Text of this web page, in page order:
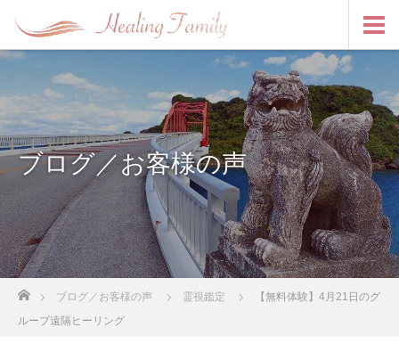
ブログ／お客様の声
ブログ／お客様の声 霊視鑑定
【無料体験】4月21日のグ
ループ遠隔ヒーリング